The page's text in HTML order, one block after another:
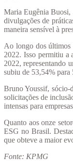
Maria Eugênia Buosi,
divulgações de
maneira sensível à
Ao longo dos últimos
2022. Isso permitiu a
2022, representando
subiu de 53,54%
Bruno Youssif, sócio-
solicitações de
intensas para
Quanto aos onze
ESG no Brasil.
que obteve a maior
Fonte: KPMG